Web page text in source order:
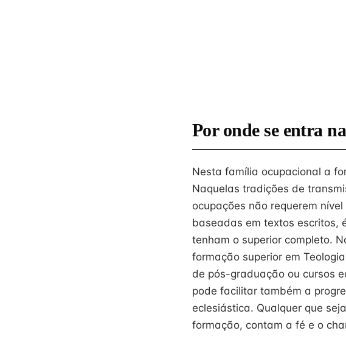
Por onde se entra
Nesta família ocupacional a
Naquelas tradições de
ocupações não requerem
baseadas em textos escritos,
tenham o superior completo.
formação superior em
de pós-graduação ou cursos
pode facilitar também a
eclesiástica. Qualquer que
formação, contam a fé e o